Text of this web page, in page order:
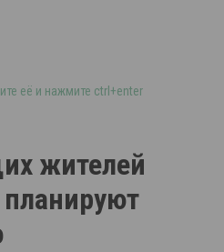
её и нажмите ctrl+enter
жителей